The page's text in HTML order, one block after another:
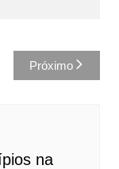
Próximo
na